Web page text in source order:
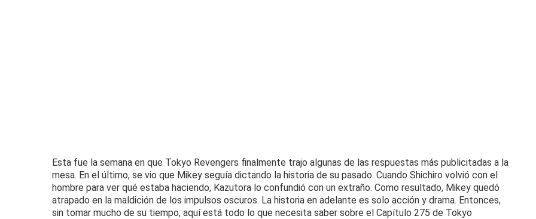
Esta fue la semana en que Tokyo Revengers finalmente trajo algunas de las respuestas más publicitadas a la
mesa. En el último, se vio que Mikey seguía dictando la historia de su pasado. Cuando Shichiro volvió con el
hombre para ver qué estaba haciendo, Kazutora lo confundió con un extraño. Como resultado, Mikey quedó
atrapado en la maldición de los impulsos oscuros. La historia en adelante es solo acción y drama. Entonces,
sin tomar mucho de su tiempo, aquí está todo lo que necesita saber sobre el Capítulo 275 de Tokyo